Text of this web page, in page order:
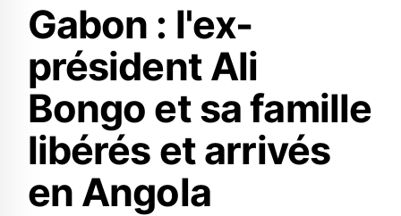
Gabon : l'ex-
président Ali
Bongo et sa famille
libérés et arrivés
en Angola